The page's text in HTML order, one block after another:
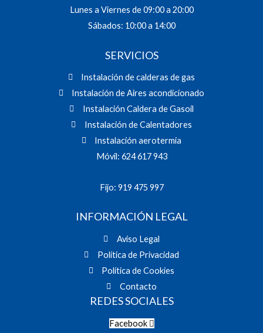
Lunes a Viernes de 09:00 a 20:00
Sábados: 10:00 a 14:00
SERVICIOS
Instalación de calderas de gas
Instalación de Aires acondicionado
Instalación Caldera de Gasoil
Instalación de Calentadores
Instalación aerotermia
Móvil: 624 617 943
Fijo: 919 475 997
INFORMACIÓN LEGAL
Aviso Legal
Política de Privacidad
Política de Cookies
Contacto
REDES SOCIALES
Facebook